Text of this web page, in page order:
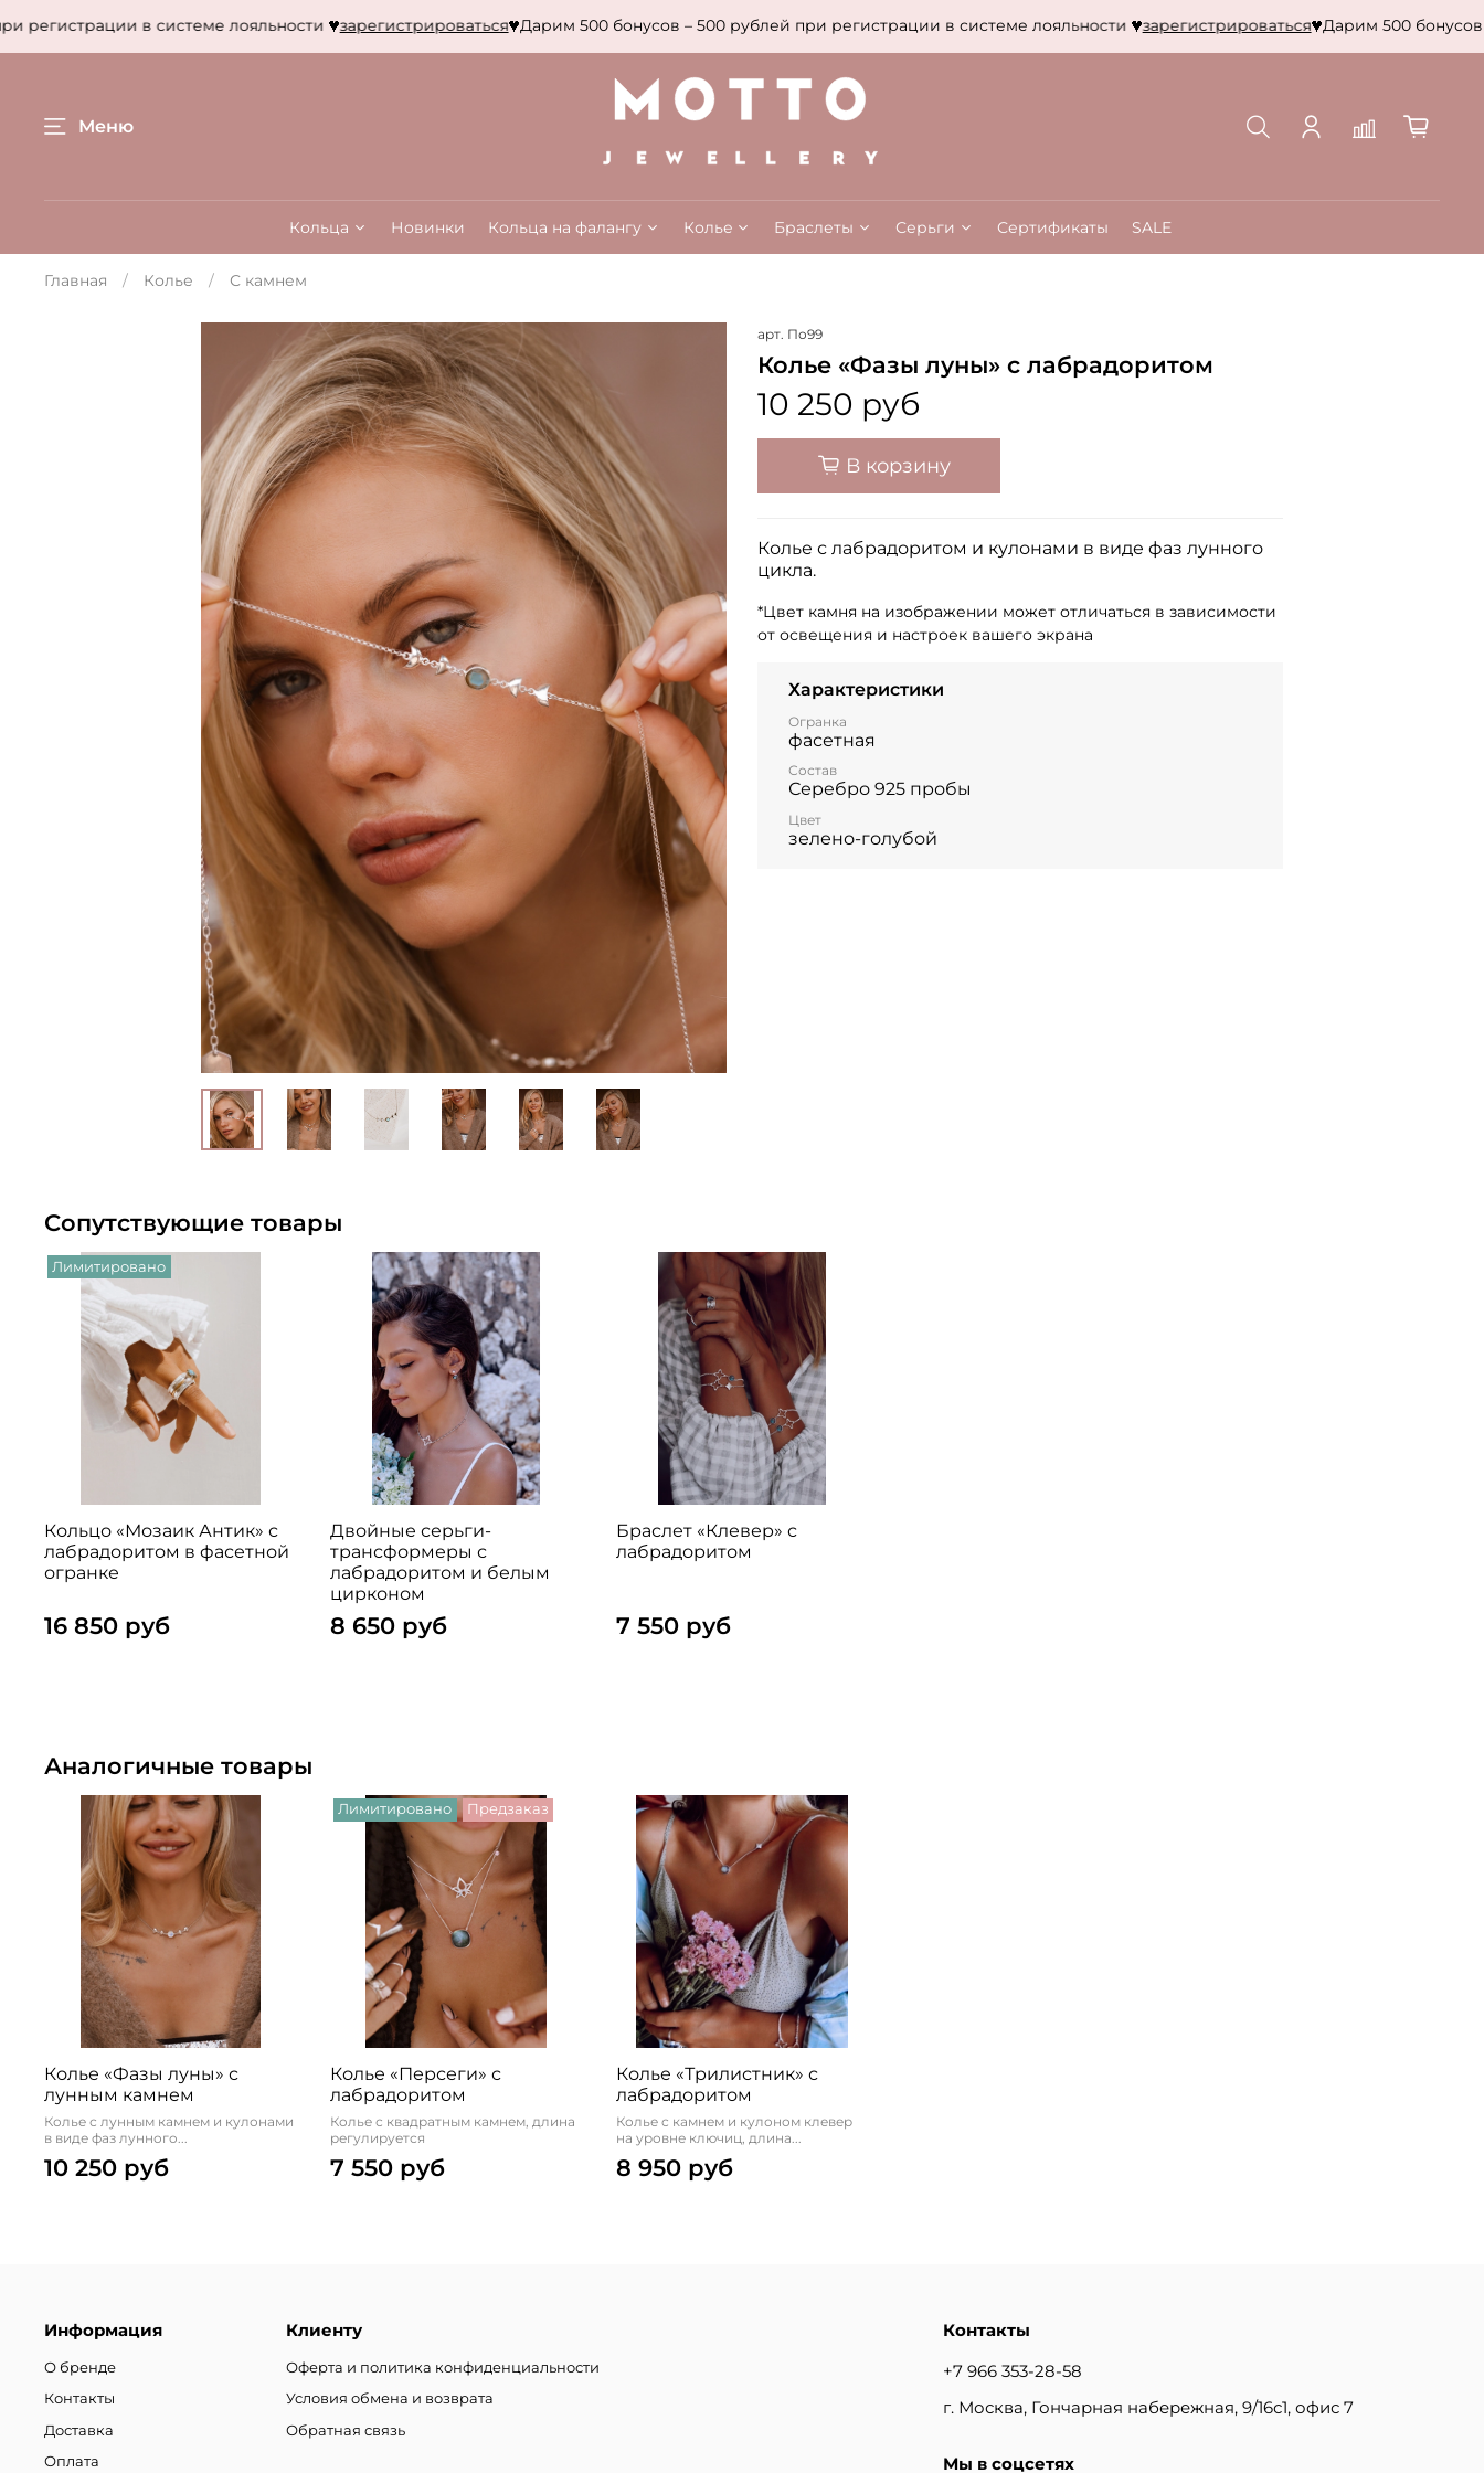
в системе лояльности зарегистрироваться Дарим 500 бонусов – 500 рублей при регистрации в системе лояльности зарегистрироваться Дарим 500 бонусов –
Меню
Кольца Новинки Кольца на фалангу Колье Браслеты Серьги Сертификаты SALE
Главная Колье С камнем
арт. По99
Колье «Фазы луны» с лабрадоритом
10 250 руб
В корзину
Колье с лабрадоритом и кулонами в виде фаз лунного
цикла.
*Цвет камня на изображении может отличаться в зависимости
от освещения и настроек вашего экрана
Характеристики
Огранка
фасетная
Состав
Серебро 925 пробы
Цвет
зелено-голубой
Сопутствующие товары
Лимитировано
Кольцо «Мозаик Антик» с
лабрадоритом в фасетной
огранке
16 850 руб
Двойные серьги-
трансформеры с
лабрадоритом и белым
цирконом
8 650 руб
Браслет «Клевер» с
лабрадоритом
7 550 руб
Аналогичные товары
Колье «Фазы луны» с
лунным камнем
Колье с лунным камнем и кулонами
в виде фаз лунного...
10 250 руб
Лимитировано Предзаказ
Колье «Персеги» с
лабрадоритом
Колье с квадратным камнем, длина
регулируется
7 550 руб
Колье «Трилистник» с
лабрадоритом
Колье с камнем и кулоном клевер
на уровне ключиц, длина...
8 950 руб
Информация
О бренде
Контакты
Доставка
Оплата
Клиенту
Оферта и политика конфиденциальности
Условия обмена и возврата
Обратная связь
Контакты
+7 966 353-28-58
г. Москва, Гончарная набережная, 9/16с1, офис 7
Мы в соцсетях